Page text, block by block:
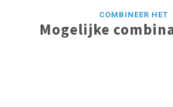
COMBINEER HET
Mogelijke